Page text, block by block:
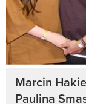
Marcin
Paulina